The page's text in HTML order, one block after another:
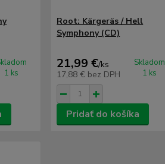
1 ks
Root: Kärgeräs / Hell
Symphony (CD)
21,99 €/ks
17,88 € bez DPH
Skladom
1 ks
Pridať do košíka